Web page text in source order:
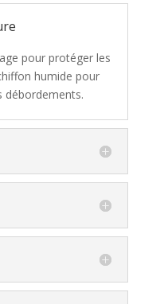
pour protéger les
humide pour
débordements.